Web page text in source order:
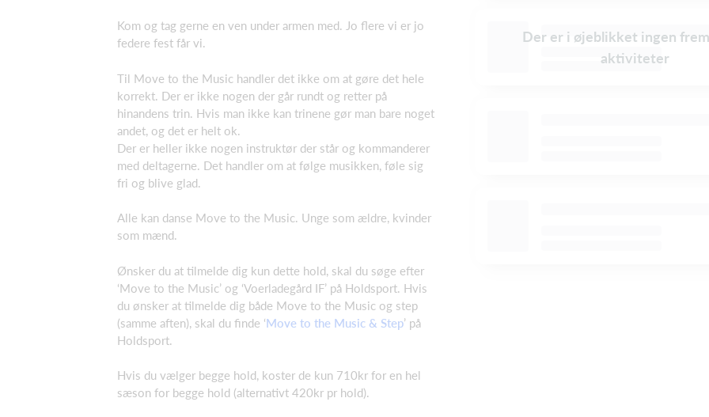
Kom og tag gerne en ven under armen med. Jo flere vi er jo
federe fest får vi.
Til Move to the Music handler det ikke om at gøre det hele
korrekt. Der er ikke nogen der går rundt og retter på
hinandens trin. Hvis man ikke kan trinene gør man bare noget
andet, og det er helt ok.
Der er heller ikke nogen instruktør der står og kommanderer
med deltagerne. Det handler om at følge musikken, føle sig
fri og blive glad.
Alle kan danse Move to the Music. Unge som ældre, kvinder
som mænd.
Ønsker du at tilmelde dig kun dette hold, skal du søge efter
‘Move to the Music’ og ‘Voerladegård IF’ på Holdsport. Hvis
du ønsker at tilmelde dig både Move to the Music og step
(samme aften), skal du finde ‘Move to the Music & Step’ på
Holdsport.
Hvis du vælger begge hold, koster de kun 710kr for en hel
sæson for begge hold (alternativt 420kr pr hold).
Der er i øjeblikket ingen
aktiviteter